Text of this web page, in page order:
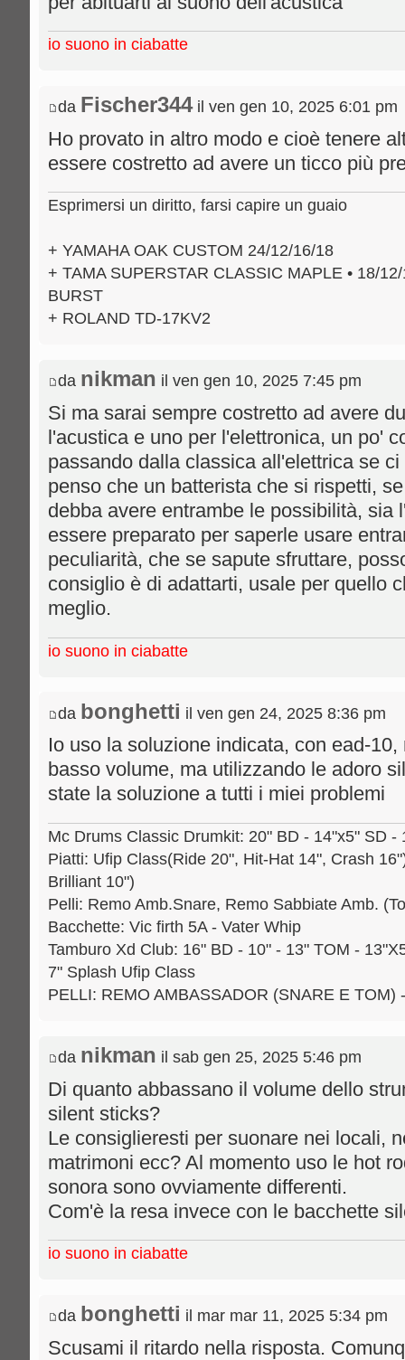
io suono in ciabatte
da Fischer344il ven gen 10, 2025 6:01 pm
Ho provato in altro modo e cioè tenere
essere costretto ad avere un ticco più
Esprimersi un diritto, farsi capire un guaio
+ YAMAHA OAK CUSTOM 24/12/16/18
+ TAMA SUPERSTAR CLASSIC MAPLE • 18/
BURST
+ ROLAND TD-17KV2
da nikman il ven gen 10, 2025 7:45 pm
Si ma sarai sempre costretto ad avere
l'acustica e uno per l'elettronica, un po'
passando dalla classica all'elettrica se
penso che un batterista che si rispetti,
debba avere entrambe le possibilità, sia
essere preparato per saperle usare
peculiarità, che se sapute sfruttare,
consiglio è di adattarti, usale per quello
meglio.
io suono in ciabatte
da bonghetti il ven gen 24, 2025 8:36 pm
Io uso la soluzione indicata, con ead-
basso volume, ma utilizzando le adoro
state la soluzione a tutti i miei problemi
Mc Drums Classic Drumkit: 20" BD - 14"x5" SD -
Piatti: Ufip Class(Ride 20", Hit-Hat 14", Crash
Brilliant 10")
Pelli: Remo Amb.Snare, Remo Sabbiate Amb.
Bacchette: Vic firth 5A - Vater Whip
Tamburo Xd Club: 16" BD - 10" - 13" TOM -
7" Splash Ufip Class
PELLI: REMO AMBASSADOR (SNARE E TOM)
da nikman il sab gen 25, 2025 5:46 pm
Di quanto abbassano il volume dello
silent sticks?
Le consiglieresti per suonare nei locali,
matrimoni ecc? Al momento uso le hot
sonora sono ovviamente differenti.
Com'è la resa invece con le bacchette
io suono in ciabatte
da bonghetti il mar mar 11, 2025 5:34 pm
Scusami il ritardo nella risposta.